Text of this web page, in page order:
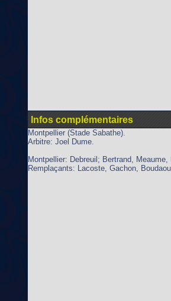
Infos complémentaires
Montpellier (Stade Sabathe).
Arbitre: Joel Dume.
Montpellier: Debreuil; Bertrand,
Remplaçants: Lacoste, Gachon,